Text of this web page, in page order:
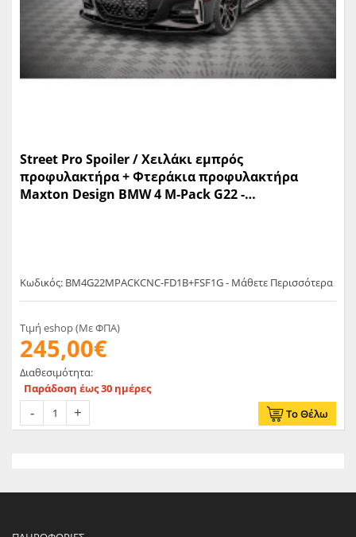
Street Pro Spoiler / Χειλάκι εμπρός
προφυλακτήρα + Φτεράκια προφυλακτήρα
Maxton Design BMW 4 M-Pack G22 -
Κωδικός: BM4G22MPACKCNC-FD1B+FSF1G - Μάθετε Περισσότερα
Τιμή eshop (Με ΦΠΑ)
245,00€
Διαθεσιμότητα:
Παράδοση έως 30 ημέρες
Το Θέλω